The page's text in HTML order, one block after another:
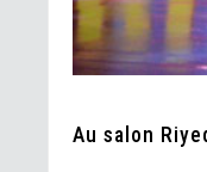
Au salon